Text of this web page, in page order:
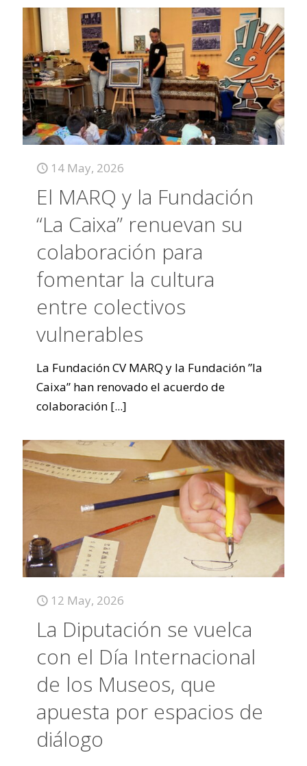
14 May, 2026
El MARQ y la Fundación
“La Caixa” renuevan su
colaboración para
fomentar la cultura
entre colectivos
vulnerables
La Fundación CV MARQ y la Fundación ”la
Caixa” han renovado el acuerdo de
colaboración [...]
12 May, 2026
La Diputación se vuelca
con el Día Internacional
de los Museos, que
apuesta por espacios de
diálogo